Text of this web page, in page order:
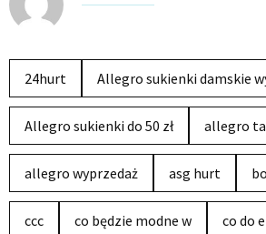
24hurt Allegro sukienki damskie
Allegro sukienki do 50 zł allegro
allegro wyprzedaż asg hurt
ccc co będzie modne w co do